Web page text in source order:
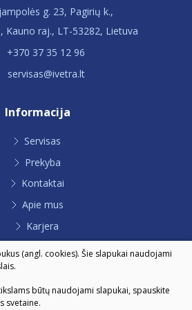
g. 23, Pagirių k.,
Kauno raj., LT-53282, Lietuva
+370 37 35 12 96
servisas@ivetra.lt
Informacija
Servisas
Prekyba
Kontaktai
Apie mus
Karjera
Partneriai
Dokumentai
(angl. cookies). Šie slapukai naudojami
būtų naudojami slapukai, spauskite
svetaine.